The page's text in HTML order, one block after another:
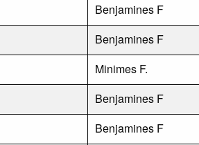
Benjamines F
Benjamines F
Minimes F.
Benjamines F
Benjamines F